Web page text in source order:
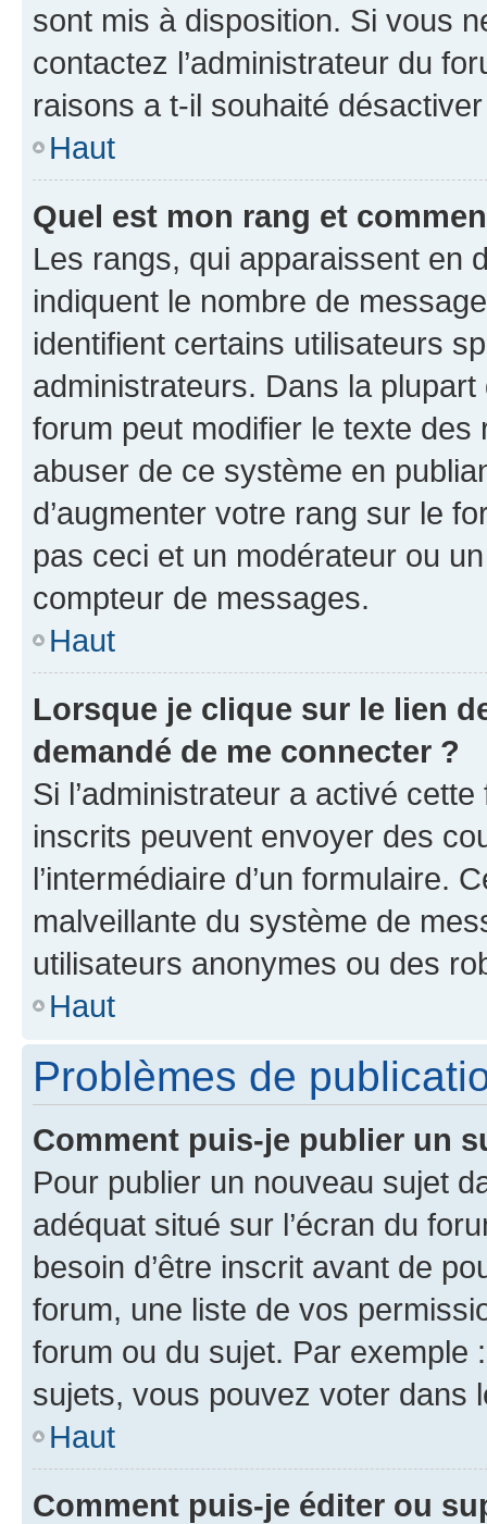
sont mis à disposition. Si vous
contactez l’administrateur du
raisons a t-il souhaité
Haut
Quel est mon rang et
Les rangs, qui apparaissent en
indiquent le nombre de
identifient certains utilisateurs
administrateurs. Dans la
forum peut modifier le texte
abuser de ce système en
d’augmenter votre rang sur le
pas ceci et un modérateur ou
compteur de messages.
Haut
Lorsque je clique sur le lien
demandé de me connecter ?
Si l’administrateur a activé
inscrits peuvent envoyer des
l’intermédiaire d’un formulaire.
malveillante du système de
utilisateurs anonymes ou des
Haut
Problèmes de
Comment puis-je publier un
Pour publier un nouveau sujet
adéquat situé sur l’écran du
besoin d’être inscrit avant de
forum, une liste de vos
forum ou du sujet. Par exemple
sujets, vous pouvez voter dans
Haut
Comment puis-je éditer ou